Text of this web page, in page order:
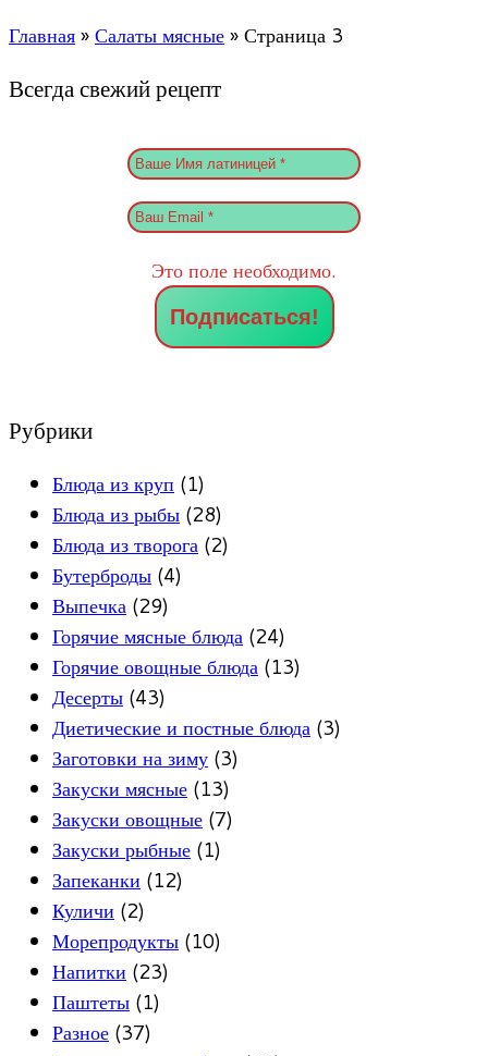
Главная»Салаты мясные»Страница 3
Всегда свежий рецепт
Это поле необходимо.
Рубрики
Блюда из круп (1)
Блюда из рыбы (28)
Блюда из творога (2)
Бутерброды (4)
Выпечка (29)
Горячие мясные блюда (24)
Горячие овощные блюда (13)
Десерты (43)
Диетические и постные блюда (3)
Заготовки на зиму (3)
Закуски мясные (13)
Закуски овощные (7)
Закуски рыбные (1)
Запеканки (12)
Куличи (2)
Морепродукты (10)
Напитки (23)
Паштеты (1)
Разное (37)